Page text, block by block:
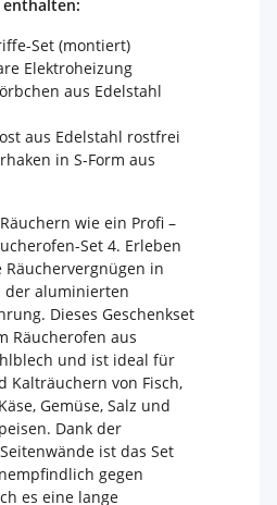
enthalten:
Set (montiert)
Elektroheizung
aus Edelstahl
aus Edelstahl rostfrei
in S-Form aus
wie ein Profi –
Set 4. Erleben
in
der aluminierten
Dieses Geschenkset
Räucherofen aus
und ist ideal für
Kalträuchern von Fisch,
Gemüse, Salz und
Dank der
ist das Set
gegen
es eine lange